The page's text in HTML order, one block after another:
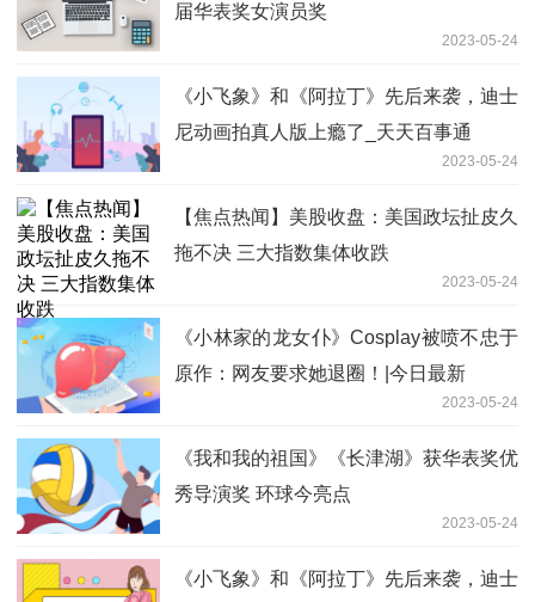
届华表奖女演员奖
2023-05-24
《小飞象》和《阿拉丁》先后来袭，迪士
尼动画拍真人版上瘾了_天天百事通
2023-05-24
【焦点热闻】美股收盘：美国政坛扯皮久
拖不决 三大指数集体收跌
2023-05-24
《小林家的龙女仆》Cosplay被喷不忠于
原作：网友要求她退圈！|今日最新
2023-05-24
《我和我的祖国》《长津湖》获华表奖优
秀导演奖 环球今亮点
2023-05-24
《小飞象》和《阿拉丁》先后来袭，迪士